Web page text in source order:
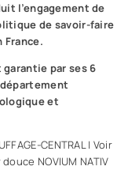
l’engagement de
de savoir-faire
garantie par ses 6
et
CENTRAL| Voir
NOVIUM NATIV